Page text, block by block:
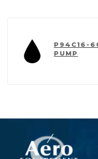
P94C16-
PUMP